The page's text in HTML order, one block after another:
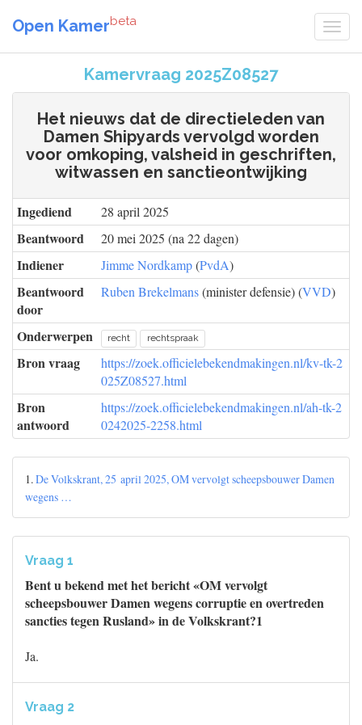
Open Kamerbeta
Kamervraag 2025Z08527
Het nieuws dat de directieleden van
Damen Shipyards vervolgd worden
voor omkoping, valsheid in geschriften,
witwassen en sanctieontwijking
Ingediend 28 april 2025
Beantwoord 20 mei 2025 (na 22 dagen)
Indiener Jimme Nordkamp(PvdA)
Beantwoord
door
Ruben Brekelmans(minister defensie) (VVD)
Onderwerpen recht rechtspraak
Bron vraag
https://zoek.officielebekendmakingen.nl/kv-tk-2
025Z08527.html
Bron
antwoord
https://zoek.officielebekendmakingen.nl/ah-tk-2
0242025-2258.html
1.De Volkskrant, 25 april 2025, OM vervolgt scheepsbouwer Damen
wegens …
Vraag 1
Bent u bekend met het bericht «OM vervolgt
scheepsbouwer Damen wegens corruptie en overtreden
sancties tegen Rusland» in de Volkskrant?1
Ja.
Vraag 2